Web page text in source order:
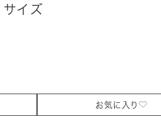
イズ
お気に入り